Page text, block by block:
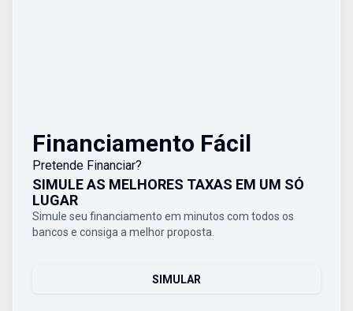
Financiamento Fácil
Pretende Financiar?
SIMULE AS MELHORES TAXAS EM UM SÓ
LUGAR
Simule seu financiamento em minutos com todos os
bancos e consiga a melhor proposta.
SIMULAR